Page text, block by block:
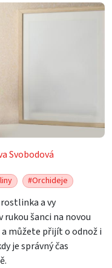
Svobodová
#Orchideje
a vy
rukou šanci na novou
můžete přijít o odnož i
je správný čas